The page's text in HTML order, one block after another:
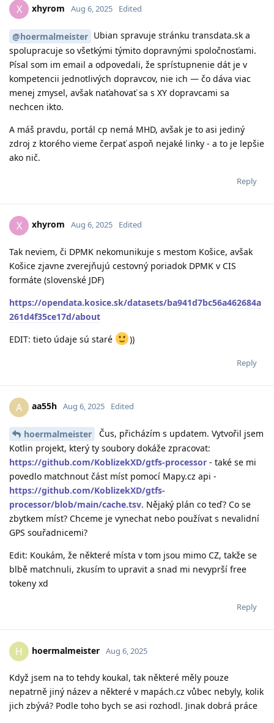
X xhyrom Aug 6, 2025 Edited
@hoermalmeister Ubian spravuje stránku transdata.sk a
spolupracuje so všetkými týmito dopravnými spoločnosťami.
Písal som im email a odpovedali, že sprístupnenie dát je v
kompetencii jednotlivých dopravcov, nie ich — čo dáva viac
menej zmysel, avšak naťahovať sa s XY dopravcami sa
nechcen ikto.
A máš pravdu, portál cp nemá MHD, avšak je to asi jediný
zdroj z ktorého vieme čerpať aspoň nejaké linky - a to je lepšie
ako nič.
Reply
X xhyrom Aug 6, 2025 Edited
Tak neviem, či DPMK nekomunikuje s mestom Košice, avšak
Košice zjavne zverejňujú cestovný poriadok DPMK v CIS
formáte (slovenské JDF)
https://opendata.kosice.sk/datasets/ba941d7bc56a462684a
261d4f35ce17d/about
EDIT: tieto údaje sú staré
))
Reply
A aa55h Aug 6, 2025 Edited
hoermalmeister
Čus, přicházím s updatem. Vytvořil jsem
Kotlin projekt, který ty soubory dokáže zpracovat:
https://github.com/KoblizekXD/gtfs-processor - také se mi
povedlo matchnout část míst pomocí Mapy.cz api -
https://github.com/KoblizekXD/gtfs-
processor/blob/main/cache.tsv. Nějaký plán co teď? Co se
zbytkem míst? Chceme je vynechat nebo používat s nevalidní
GPS souřadnicemi?
Edit: Koukám, že některé místa v tom jsou mimo CZ, takže se
blbě matchnuli, zkusím to upravit a snad mi nevyprší free
tokeny xd
Reply
H hoermalmeister Aug 6, 2025
Když jsem na to tehdy koukal, tak některé měly pouze
nepatrně jiný název a některé v mapách.cz vůbec nebyly, kolik
jich zbývá? Podle toho bych se asi rozhodl. Jinak dobrá práce